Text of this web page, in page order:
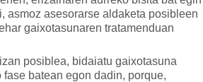
asmoz asesorarse aldaketa posibleen
gaixotasunaren tratamenduan
posiblea, bidaiatu gaixotasuna
fase batean egon dadin, porque,